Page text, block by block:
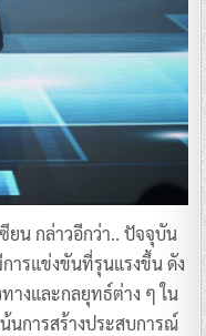
ยน กล่าวอีกว่า.. ปัจจุบัน
ารแข่งขันที่รุนแรงขึ้น ดัง
างและกลยุทธ์ต่าง ๆ ใน
นการสร้างประสบการณ์